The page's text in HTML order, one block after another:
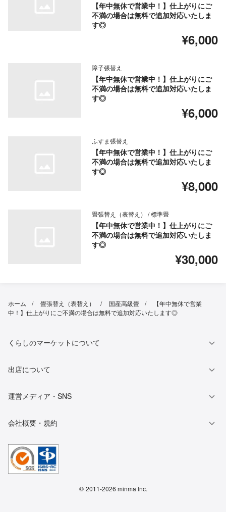
【年中無休で営業中！】仕上がりにご
不満の場合は無料で追加対応いたしま
す◎
¥6,000
障子張替え
【年中無休で営業中！】仕上がりにご
不満の場合は無料で追加対応いたしま
す◎
¥6,000
ふすま張替え
【年中無休で営業中！】仕上がりにご
不満の場合は無料で追加対応いたしま
す◎
¥8,000
畳張替え（表替え） / 標準畳
【年中無休で営業中！】仕上がりにご
不満の場合は無料で追加対応いたしま
す◎
¥30,000
ホーム 畳張替え（表替え） 国産高級畳
【年中無休で営業
中！】仕上がりにご不満の場合は無料で追加対応いたします◎
くらしのマーケットについて
出店について
運営メディア・SNS
会社概要・規約
© 2011-2026 minma Inc.